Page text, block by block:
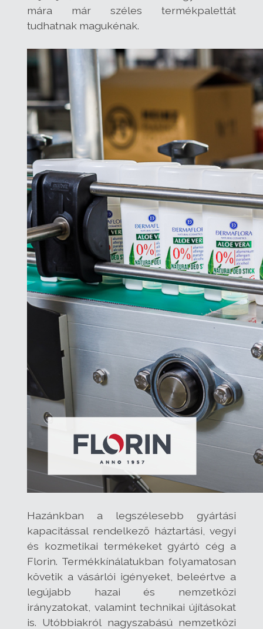
mára már széles termékpalettát
tudhatnak magukénak.
Hazánkban a legszélesebb gyártási
kapacitással rendelkező háztartási, vegyi
és kozmetikai termékeket gyártó cég a
Florin. Termékkínálatukban folyamatosan
követik a vásárlói igényeket, beleértve a
legújabb hazai és nemzetközi
irányzatokat, valamint technikai újításokat
is. Utóbbiakról nagyszabású nemzetközi